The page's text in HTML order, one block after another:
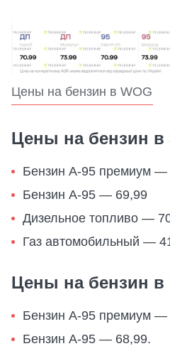
Цены на бензин в WOG
Цены на бензин в
Бензин А-95 премиум —
Бензин А-95 — 69,99
Дизельное топливо —
Газ автомобильный —
Цены на бензин
Бензин А-95 премиум —
Бензин А-95 — 68,99.